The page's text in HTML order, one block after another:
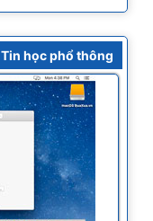
Tin học phổ thông